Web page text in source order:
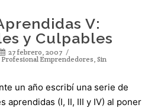
V:
y Culpables
27 febrero, 2007
Profesional Emprendedores, Sin
un año escribí una serie de
aprendidas (I, II, III y IV) al poner